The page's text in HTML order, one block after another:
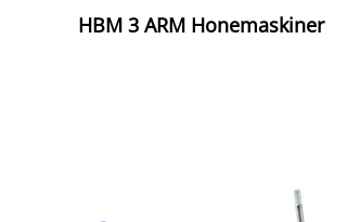
HBM 3 ARM Honemaskiner